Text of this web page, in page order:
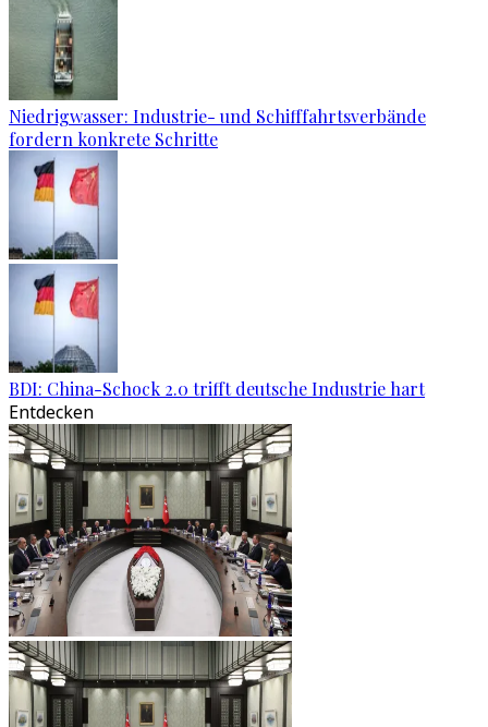
Niedrigwasser: Industrie- und Schifffahrtsverbände
fordern konkrete Schritte
BDI: China-Schock 2.0 trifft deutsche Industrie hart
Entdecken